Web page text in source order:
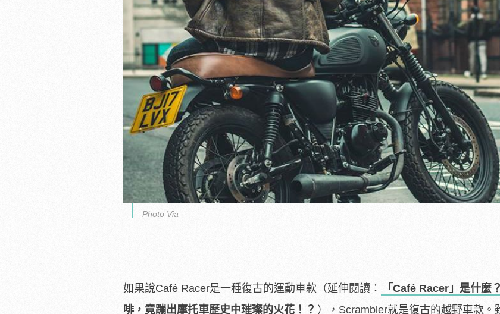
Photo Via
如果說Café Racer是一種復古的運動車款（延伸閱讀：
「Café Racer」是什麼
啡，竟蹦出摩托車歷史中璀璨的火花！？ ），Scrambler就是復古的越野車款。